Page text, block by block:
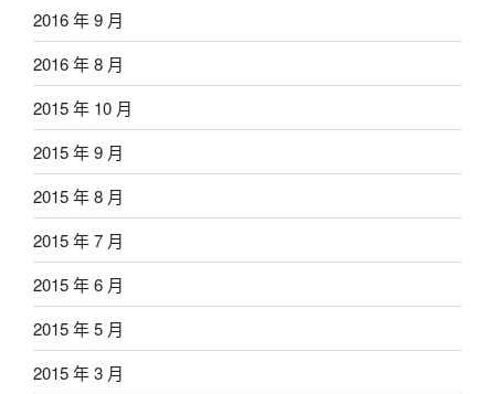
2016 年 9 月
2016 年 8 月
2015 年 10 月
2015 年 9 月
2015 年 8 月
2015 年 7 月
2015 年 6 月
2015 年 5 月
2015 年 3 月